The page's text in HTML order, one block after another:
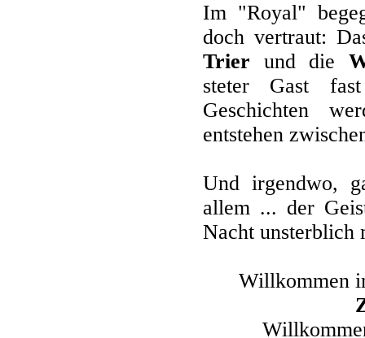
Im "Royal"
doch vertraut:
Trier und die
steter Gast
Geschichten
entstehen
Und irgendwo,
allem ... der
Nacht unsterblich
Willkommen